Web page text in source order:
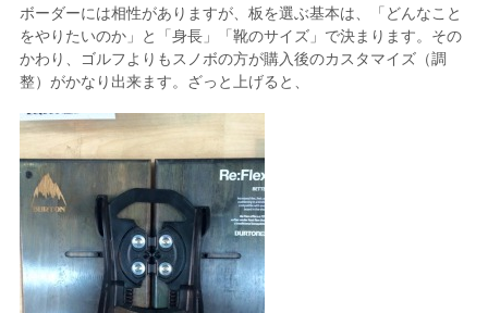
ボーダーには相性がありますが、板を選ぶ基本は、「どんなこと
をやりたいのか」と「身長」「靴のサイズ」で決まります。その
かわり、ゴルフよりもスノボの方が購入後のカスタマイズ（調
整）がかなり出来ます。ざっと上げると、